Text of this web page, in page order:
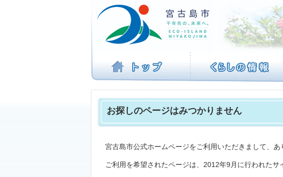
ビ
を
ば
お探しのページはみつかりません
宮古島市公式ホームページをご利用いただきまして、あ
ご利用を希望されたページは、2012年9月に行われた